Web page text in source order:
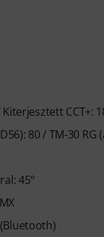
CCT+:
80 / TM-30
45°